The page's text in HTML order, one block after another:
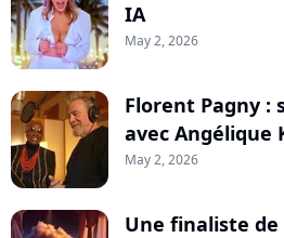
IA
May 2, 2026
Florent Pagny :
avec Angélique
May 2, 2026
Une finaliste de